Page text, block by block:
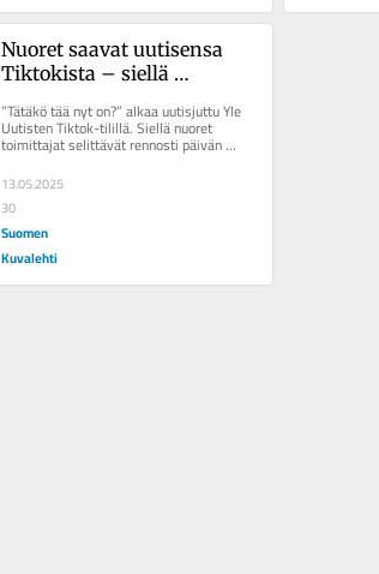
Nuoret saavat uutisensa
Tiktokista – siellä
tutut tyypit eivätkä
instituutiot
”Tätäkö tää nyt on?” alkaa uutisjuttu Yle
Uutisten Tiktok-tilillä. Siellä nuoret
toimittajat selittävät rennosti päivän
uutisia. Ei...
13.05.2025
30
Suomen
Kuvalehti